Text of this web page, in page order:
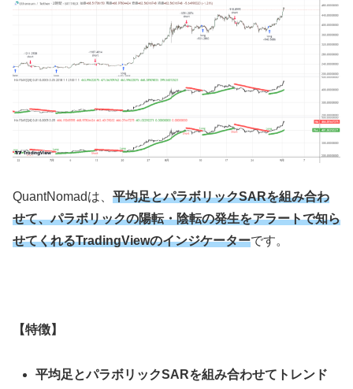
QuantNomadは、 平均足とパラボリックSARを組み合わ
せて、パラボリックの陽転・陰転の発生をアラートで知ら
せてくれるTradingViewのインジケーターです。
【特徴】
平均足とパラボリックSARを組み合わせてトレンド